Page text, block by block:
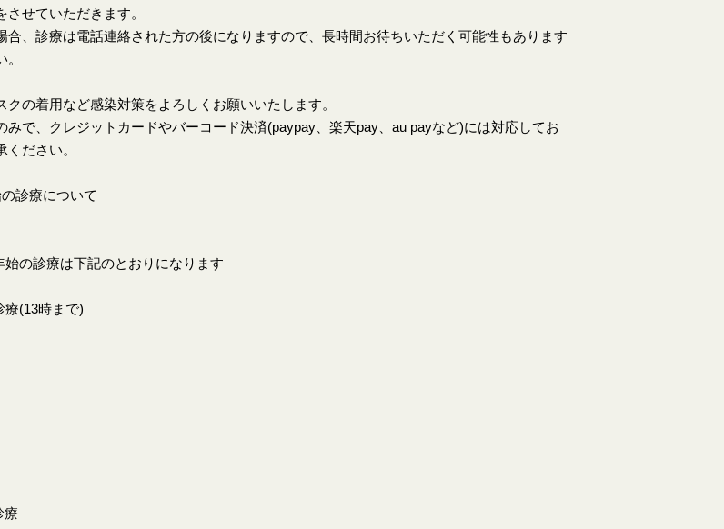
せていただきます。
合、診療は電話連絡された方の後になりますので、長時間お待ちいただく可能性もあります
クの着用など感染対策をよろしくお願いいたします。
みで、クレジットカードやバーコード決済(paypay、楽天pay、au payなど)には対応してお
ください。
診療について
の診療は下記のとおりになります
(13時まで)